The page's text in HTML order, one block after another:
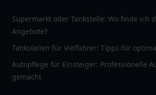
Supermarkt oder Tankstelle: Wo finde ich
Angebote?
Tankstellen für Vielfahrer: Tipps für
Autopflege für Einsteiger: Professionelle
gemacht